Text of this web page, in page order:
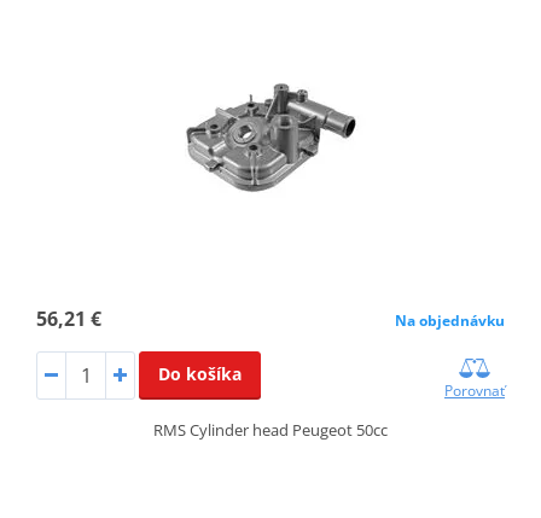
56,21 € Na objednávku
Do košíka
Porovnať
RMS Cylinder head Peugeot 50cc